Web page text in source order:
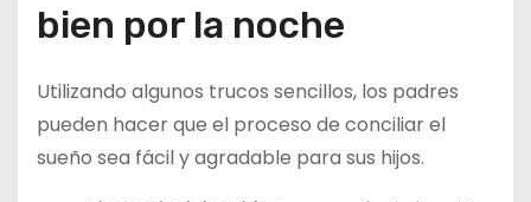
bien por la noche
Utilizando algunos trucos sencillos, los padres
pueden hacer que el proceso de conciliar el
sueño sea fácil y agradable para sus hijos.